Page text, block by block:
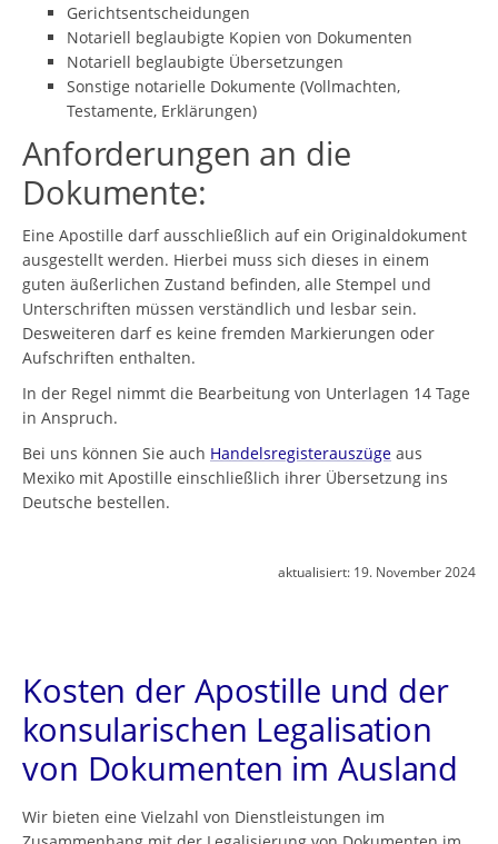
Gerichtsentscheidungen
Notariell beglaubigte Kopien von Dokumenten
Notariell beglaubigte Übersetzungen
Sonstige notarielle Dokumente (Vollmachten,
Testamente, Erklärungen)
Anforderungen an die
Dokumente:
Eine Apostille darf ausschließlich auf ein Originaldokument
ausgestellt werden. Hierbei muss sich dieses in einem
guten äußerlichen Zustand befinden, alle Stempel und
Unterschriften müssen verständlich und lesbar sein.
Desweiteren darf es keine fremden Markierungen oder
Aufschriften enthalten.
In der Regel nimmt die Bearbeitung von Unterlagen 14 Tage
in Anspruch.
Bei uns können Sie auch Handelsregisterauszüge aus
Mexiko mit Apostille einschließlich ihrer Übersetzung ins
Deutsche bestellen.
aktualisiert: 19. November 2024
Kosten der Apostille und der
konsularischen Legalisation
von Dokumenten im Ausland
Wir bieten eine Vielzahl von Dienstleistungen im